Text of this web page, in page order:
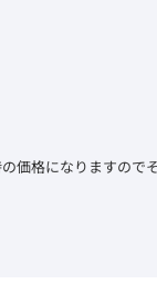
価格になりますので